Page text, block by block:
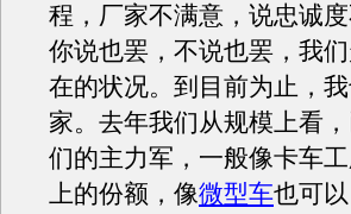
程，厂家不满意，说忠诚
你说也罢，不说也罢，我
在的状况。到目前为止，
家。去年我们从规模上看
们的主力军，一般像卡车
上的份额，像微型车也可